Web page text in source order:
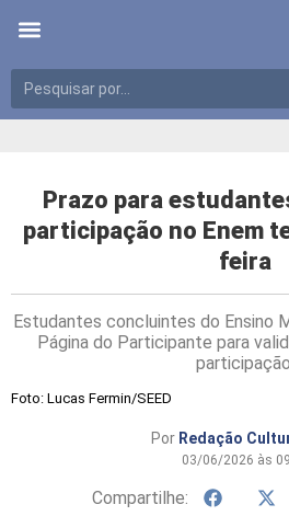
Prazo para
participação no Enem
feira
Estudantes concluintes do Ensino
Página do Participante para
Foto: Lucas Fermin/SEED
Por Redação
03/06/2026 às
Compartilhe: